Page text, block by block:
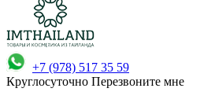
+7 (978) 517 35 59
Круглосуточно Перезвоните мне